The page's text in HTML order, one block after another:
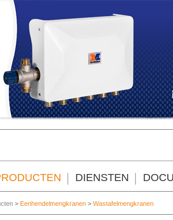
DIENSTEN
> Eenhendelmengkranen > Wastafelmengkranen